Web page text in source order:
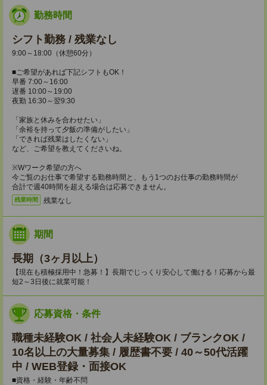
勤務時間
シフト勤務 / 残業なし
9:00～18:00（休憩60分）
■ご希望があれば下記シフトもOK！
早番 7:00～16:00
遅番 10:00～19:00
夜勤 16:30～翌9:30
「家族と休みを合わせたい」
「余裕を持って夕飯の準備がしたい」
「できれば残業はしたくない」
など、ご希望を教えてくださいね。
※Wワーク希望の方へ
今ご覧のお仕事で希望する勤務時間と、もう1つのお仕事の勤務時間が
合計で週40時間を超える場合は応募できません。
残業時間 残業なし
期間
長期（3ヶ月以上）
【現在も積極採用中！急募！】長期でじっくり安心して働ける！応募から最
短2～3日後に就業可能！
応募資格・条件
職種未経験OK / 社会人未経験OK / ブランクOK /
10名以上の大量募集 / 履歴書不要 / 40～50代活躍
中 / WEB登録・面接OK
■資格・経験・年齢不問